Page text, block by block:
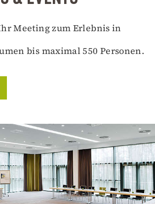
Meeting zum Erlebnis in
bis maximal 550 Personen.